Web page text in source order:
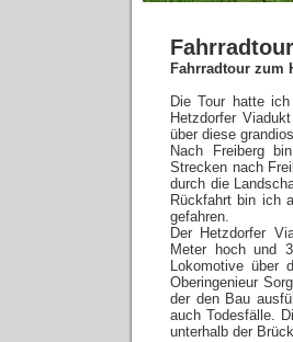
Fahrradtour zum
Die Tour hatte
Hetzdorfer
über diese
Nach Freiberg
Strecken nach
durch die
Rückfahrt bin ich
gefahren.
Der Hetzdorfer
Meter hoch und
Lokomotive über
Oberingenieur
der den Bau
auch Todesfälle.
unterhalb der